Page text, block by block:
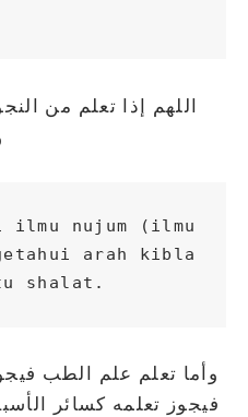
اللهم إذا تعلم من
ilmu nujum (ilmu
arah kibla
shalat.
وأما تعلم علم الطب
فيجوز تعلمه كسائر